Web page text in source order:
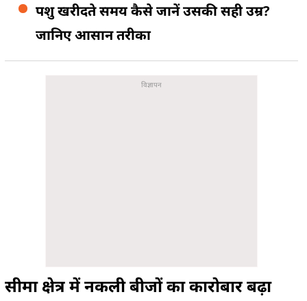
पशु खरीदते समय कैसे जानें उसकी सही उम्र?
जानिए आसान तरीका
सीमा क्षेत्र में नकली बीजों का कारोबार बढ़ा